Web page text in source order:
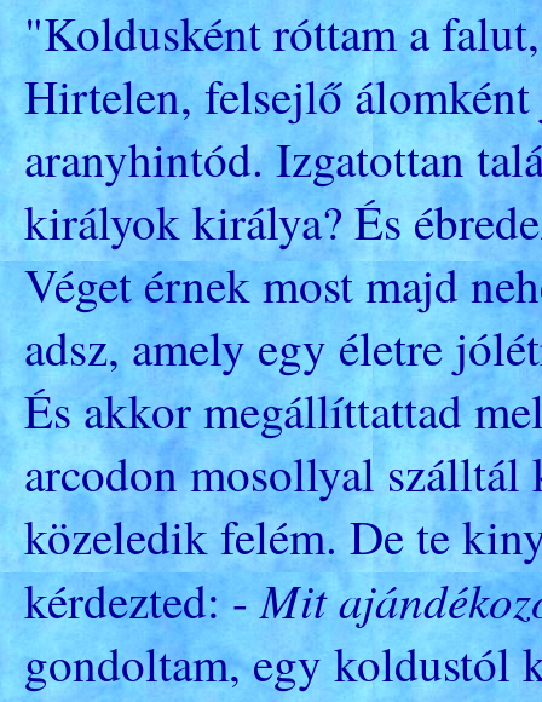
"Koldusként róttam a
Hirtelen, felsejlő álomként
aranyhintód. Izgatottan
királyok királya? És
Véget érnek most majd
adsz, amely egy életre
És akkor megállíttattad
arcodon mosollyal szálltál
közeledik felém. De te
kérdezted: -Mit
gondoltam, egy koldustól